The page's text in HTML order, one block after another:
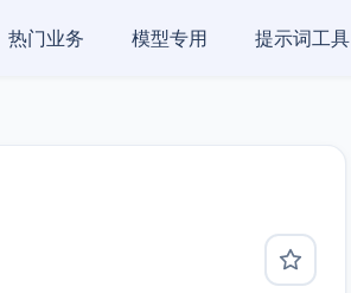
热门业务 模型专用 提示词工具